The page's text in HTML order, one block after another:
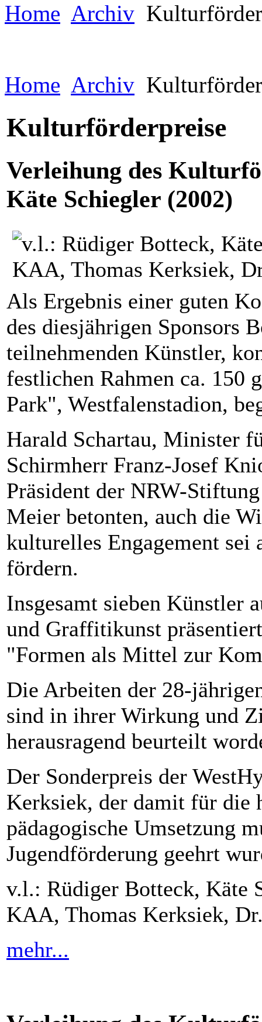
Home Archiv
Home Archiv
Kulturförderpreise
Verleihung des
Käte Schiegler (2002)
Als Ergebnis einer guten
des diesjährigen Sponsors
teilnehmenden Künstler,
festlichen Rahmen ca. 150
Park", Westfalenstadion,
Harald Schartau, Minister
Schirmherr Franz-Josef
Präsident der NRW-
Meier betonten, auch die
kulturelles Engagement sei
fördern.
Insgesamt sieben Künstler
und Graffitikunst
"Formen als Mittel zur
Die Arbeiten der 28-
sind in ihrer Wirkung und
herausragend beurteilt
Der Sonderpreis der
Kerksiek, der damit für die
pädagogische Umsetzung
Jugendförderung geehrt
v.l.: Rüdiger Botteck, Käte
KAA, Thomas Kerksiek,
mehr...